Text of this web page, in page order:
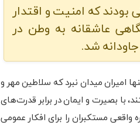
بودند که امنیت و اقتدار
عاشقانه به وطن در
شد.
امیران میدان نبرد که سلاطین مهر و
با بصیرت و ایمان در برابر قدرت‌های
واقعی مستکبران را برای افکار عمومی